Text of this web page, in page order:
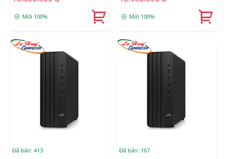
SSD/WL+BT/K+M/Win
11) (6L605PA)
Mới 100% Mới 100%
Đã bán: 413 Đã bán: 167